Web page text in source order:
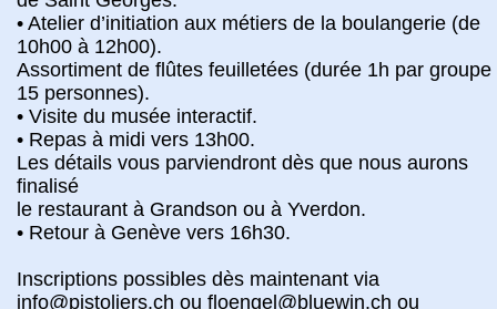
• Atelier d’initiation aux métiers de la boulangerie (de
10h00 à 12h00).
Assortiment de flûtes feuilletées (durée 1h par groupe
15 personnes).
• Visite du musée interactif.
• Repas à midi vers 13h00.
Les détails vous parviendront dès que nous aurons
finalisé
le restaurant à Grandson ou à Yverdon.
• Retour à Genève vers 16h30.
Inscriptions possibles dès maintenant via
info@pistoliers.ch ou floengel@bluewin.ch ou